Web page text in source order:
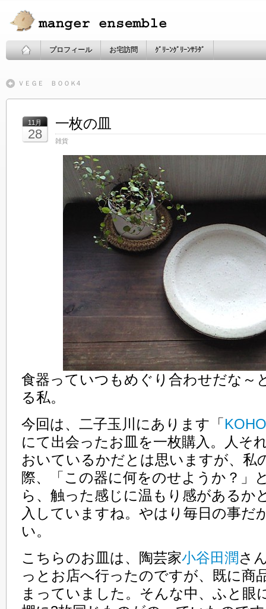
プロフィール お宅訪問 ｸﾞﾘｰﾝｸﾞﾘｰﾝｻﾗﾀﾞ
ＶＥＧＥ ＢＯＯＫ4
11月
28
一枚の皿
雑貨
食器っていつもめぐり合わせだな～
る私。
今回は、二子玉川にあります「
にて出会ったお皿を一枚購入。人そ
おいているかだとは思いますが、私
際、「この器に何をのせようか？」
ら、触った感じに温もり感があるか
入していますね。やはり毎日の事だ
い。
こちらのお皿は、陶芸家小谷田潤さ
っとお店へ行ったのですが、既に商
まっていました。そんな中、ふと眼